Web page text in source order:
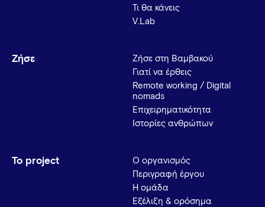
Τι θα κάνεις
V.Lab
Ζήσε
Ζήσε στη Βαμβακού
Γιατί να έρθεις
Remote working / Digital
nomads
Επιχειρηματικότητα
Ιστορίες ανθρώπων
Το project
Ο οργανισμός
Περιγραφή έργου
Η ομάδα
Εξέλιξη & ορόσημα